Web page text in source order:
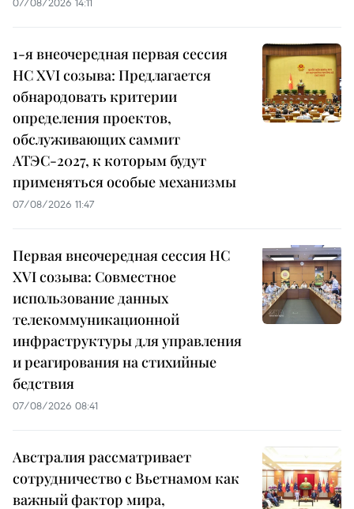
1-я внеочередная первая сессия
НС XVI созыва: Предлагается
обнародовать критерии
определения проектов,
обслуживающих саммит
АТЭС-2027, к которым будут
применяться особые механизмы
07/08/2026 11:47
Первая внеочередная сессия НС
XVI созыва: Совместное
использование данных
телекоммуникационной
инфраструктуры для управления
и реагирования на стихийные
бедствия
07/08/2026 08:41
Австралия рассматривает
сотрудничество с Вьетнамом как
важный фактор мира,